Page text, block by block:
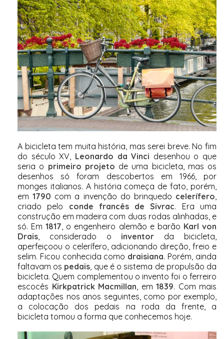
A bicicleta tem muita história, mas serei breve. No fim
do século XV, Leonardo da Vinci desenhou o que
seria o primeiro projeto de uma bicicleta, mas os
desenhos só foram descobertos em 1966, por
monges italianos. A história começa de fato, porém,
em1790 com a invenção do brinquedo celerífero,
criado pelo conde francês de Sivrac. Era uma
construção em madeira com duas rodas alinhadas, e
só. Em1817, o engenheiro alemão e barão Karl von
Drais, considerado o inventor da bicicleta,
aperfeiçoou o celerífero, adicionando direção, freio e
selim. Ficou conhecida como draisiana. Porém, ainda
faltavam os pedais, que é o sistema de propulsão da
bicicleta. Quem complementou o invento foi o ferreiro
escocês Kirkpatrick Macmillan, em 1839. Com mais
adaptações nos anos seguintes, como por exemplo,
a colocação dos pedais na roda da frente, a
bicicleta tomou a forma que conhecemos hoje.